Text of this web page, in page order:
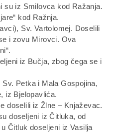
su iz Smilovca kod Ražanja.
kod Ražnja.
Sv. Vartolomej. Doselili
i zovu Mirovci. Ova
iz Bučja, zbog čega se i
Sv. Petka i Mala Gospojina,
iz Bjelopavlića.
doselili iz Žlne – Knjaževac.
doseljeni iz Čitluka, od
Čitluk doseljeni iz Vasilja